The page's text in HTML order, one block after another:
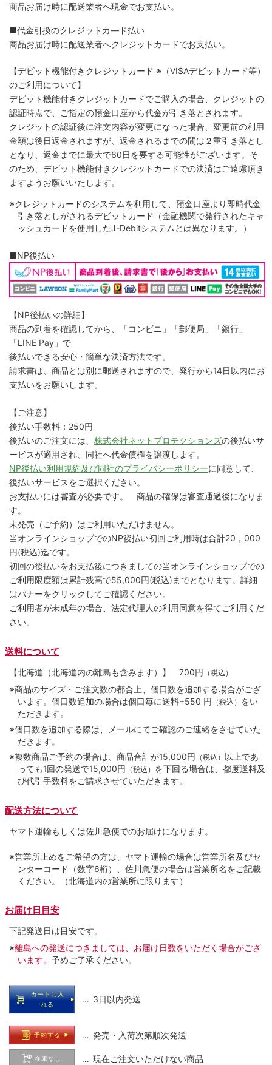
商品お届け時に配送業者へ現金でお支払い。
■代金引換のクレジットカ―ド払い
商品お届け時に配送業者へクレジットカードでお支払い。
【デビット機能付きクレジットカード ※（VISAデビットカード等）
のご利用について】
デビット機能付きクレジットカードでご購入の場合、クレジットの
認証時点で、ご指定の預金口座から代金が引き落とされます。
クレジットの認証後に注文内容が変更になった場合、変更前の利用
金額は後日返金されますが、返金されるまでの間は２重引き落とし
となり、返金までに最大で60日を要する可能性がございます。そ
のため、デビット機能付きクレジットカードでの決済はご遠慮頂き
ますようお願いいたします。
※クレジットカードのシステムを利用して、預金口座より即時代金
引き落としがされるデビットカード（金融機関で発行されたキャ
ッシュカードを使用したJ-Debitシステムとは異なります。）
■NP後払い
【NP後払いの詳細】
商品の到着を確認してから、「コンビニ」「郵便局」「銀行」
「LINE Pay」で
後払いできる安心・簡単な決済方法です。
請求書は、商品とは別に郵送されますので、発行から14日以内にお
支払いをお願いします。
【ご注意】
後払い手数料：250円
後払いのご注文には、 株式会社ネットプロテクションズの後払いサ
ービスが適用され、同社へ代金債権を譲渡します。
NP後払い利用規約及び同社のプライバシーポリシーに同意して、
後払いサービスをご選択ください。
お支払いには審査が必要です。 商品の確保は審査通過後になりま
す。
未発売（ご予約）はご利用いただけません。
当オンラインショップでのNP後払い初回ご利用時は合計20，000
円(税込)迄です。
初回の後払いをお支払後につきましての当オンラインショップでの
ご利用限度額は累計残高で55,000円(税込)までとなります。詳細
はバナーをクリックしてご確認ください。
ご利用者が未成年の場合、法定代理人の利用同意を得てご利用くだ
さい。
送料について
【北海道（北海道内の離島も含みます）】 700円 （税込）
※商品のサイズ・ご注文数の都合上、個口数を追加する場合がござ
います。個口数追加の場合は個口毎に送料+550 円 （税込） をい
ただきます。
※個口数を追加する際は、メールにてご確認のご連絡をさせていた
だきます。
※複数商品ご予約の場合は、商品合計が15,000円 （税込） 以上であ
っても1回の発送で15,000円 （税込） を下回る場合は、都度送料及
び代引手数料をご請求させていただきます。
配送方法について
ヤマト運輸もしくは佐川急便でのお届けになります。
※営業所止めをご希望の方は、ヤマト運輸の場合は営業所名及びセ
ンターコード（数字6桁）、佐川急便の場合は営業所名をご記載
ください。（北海道内の営業所に限ります）
お届け日目安
下記発送日は目安です。
※離島への発送につきましては、お届け日数をいただく場合がござ
います。 予めご了承ください。
カートに入
れる
… 3日以内発送
予約する … 発売・入荷次第順次発送
在庫なし … 現在ご注文いただけない商品